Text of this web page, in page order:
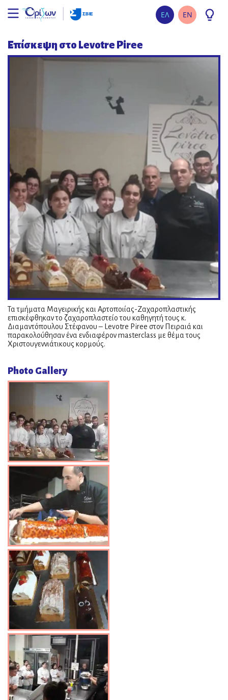
ΕΛ EN
Επίσκεψη στο Levotre Piree
Τα τμήματα Μαγειρικής και Αρτοποιίας-Ζαχαροπλαστικής
επισκέφθηκαν το ζαχαροπλαστείο του καθηγητή τους κ.
Διαμαντόπουλου Στέφανου – Levotre Piree στον Πειραιά και
παρακολούθησαν ένα ενδιαφέρον masterclass με θέμα τους
Χριστουγεννιάτικους κορμούς.
Photo Gallery